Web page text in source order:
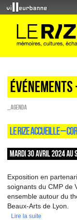
Événements
_Agenda
LE RIZE ACCUEILLE –
MARDI 30 AVRIL 2024 AU
Exposition en
soignants du CMP de
ensemble autour du
Beaux-Arts de Lyon.
Lire la suite